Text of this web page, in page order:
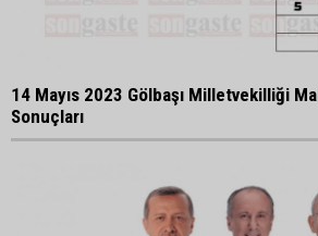
14 Mayıs 2023 Gölbaşı Milletvekilliği
Sonuçları